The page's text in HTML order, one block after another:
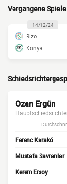
Vergangene Spiele
14/12/24
Rize
Konya
Ozan Ergün
Ferenc Karakó
Mustafa Savranlar
Kerem Ersoy